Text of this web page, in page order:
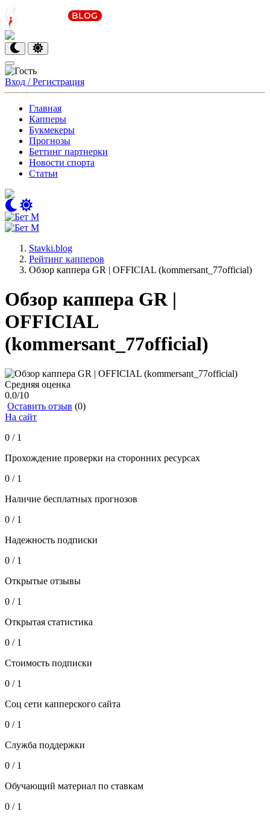
Вход / Регистрация
Главная
Капперы
Букмекеры
Прогнозы
Беттинг партнерки
Новости спорта
Статьи
Stavki.blog
Рейтинг капперов
Обзор каппера GR | OFFICIAL (kommersant_77official)
Обзор каппера GR |
OFFICIAL
(kommersant_77official)
Средняя оценка
0.0/10
Оставить отзыв (0)
На сайт
0 / 1
Прохождение проверки на сторонних ресурсах
0 / 1
Наличие бесплатных прогнозов
0 / 1
Надежность подписки
0 / 1
Открытые отзывы
0 / 1
Открытая статистика
0 / 1
Стоимость подписки
0 / 1
Соц сети капперского сайта
0 / 1
Служба поддержки
0 / 1
Обучающий материал по ставкам
0 / 1